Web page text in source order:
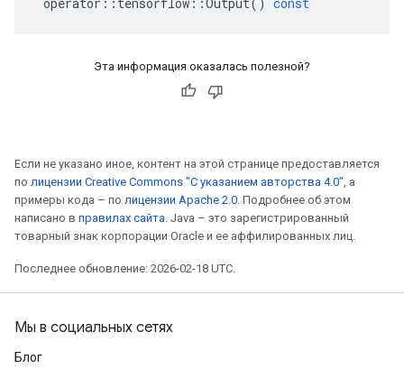
Эта информация оказалась полезной?
Если не указано иное, контент на этой странице предоставляется
по лицензии Creative Commons "С указанием авторства 4.0", а
примеры кода – по лицензии Apache 2.0. Подробнее об этом
написано в правилах сайта. Java – это зарегистрированный
товарный знак корпорации Oracle и ее аффилированных лиц.
Последнее обновление: 2026-02-18 UTC.
Мы в социальных сетях
Блог